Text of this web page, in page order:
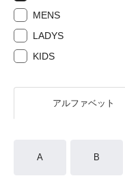
MENS
LADYS
KIDS
アルファベット
A B